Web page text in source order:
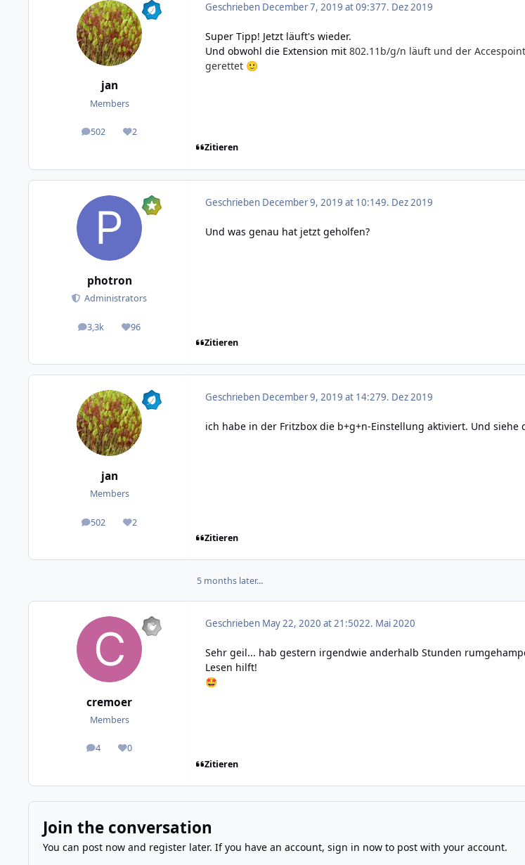
jan
Members
502
posts 2
Reputation
Geschrieben December 7, 2019 at 09:377. Dez 2019
Super Tipp! Jetzt läuft's wieder.
Und obwohl die Extension mit 802.11b/g/n läuft und der
gerettet 🙂
Zitieren
photron
Administrators
3,3k
posts 96
Reputation
Geschrieben December 9, 2019 at 10:149. Dez 2019
Und was genau hat jetzt geholfen?
Zitieren
jan
Members
502
posts 2
Reputation
Geschrieben December 9, 2019 at 14:279. Dez 2019
ich habe in der Fritzbox die b+g+n-Einstellung aktiviert. Und
Zitieren
5 months later...
cremoer
Members
4
posts 0
Reputation
Geschrieben May 22, 2020 at 21:5022. Mai 2020
Sehr geil... hab gestern irgendwie anderhalb Stunden
Lesen hilft!
🤩
Zitieren
Join the conversation
You can post now and register later. If you have an account, sign in nowto post with your account.